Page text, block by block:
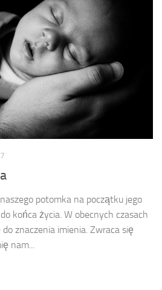
potomka na początku jego
końca życia. W obecnych czasach
do znaczenia imienia. Zwraca się
nam...